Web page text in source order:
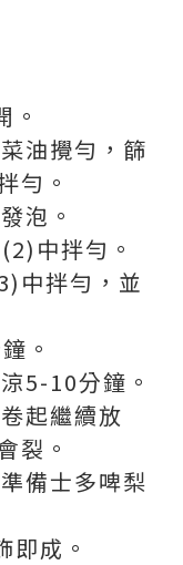
。
油攪勻，篩
勻。
泡。
中拌勻。
中拌勻，並
。
5-10分鐘。
起繼續放
裂。
備士多啤梨
即成。